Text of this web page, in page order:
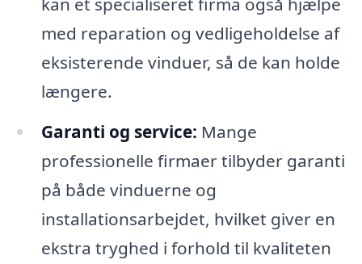
med reparation og vedligeholdelse af
eksisterende vinduer, så de kan holde
længere.
Garanti og service: Mange
professionelle firmaer tilbyder garanti
på både vinduerne og
installationsarbejdet, hvilket giver en
ekstra tryghed i forhold til kvaliteten